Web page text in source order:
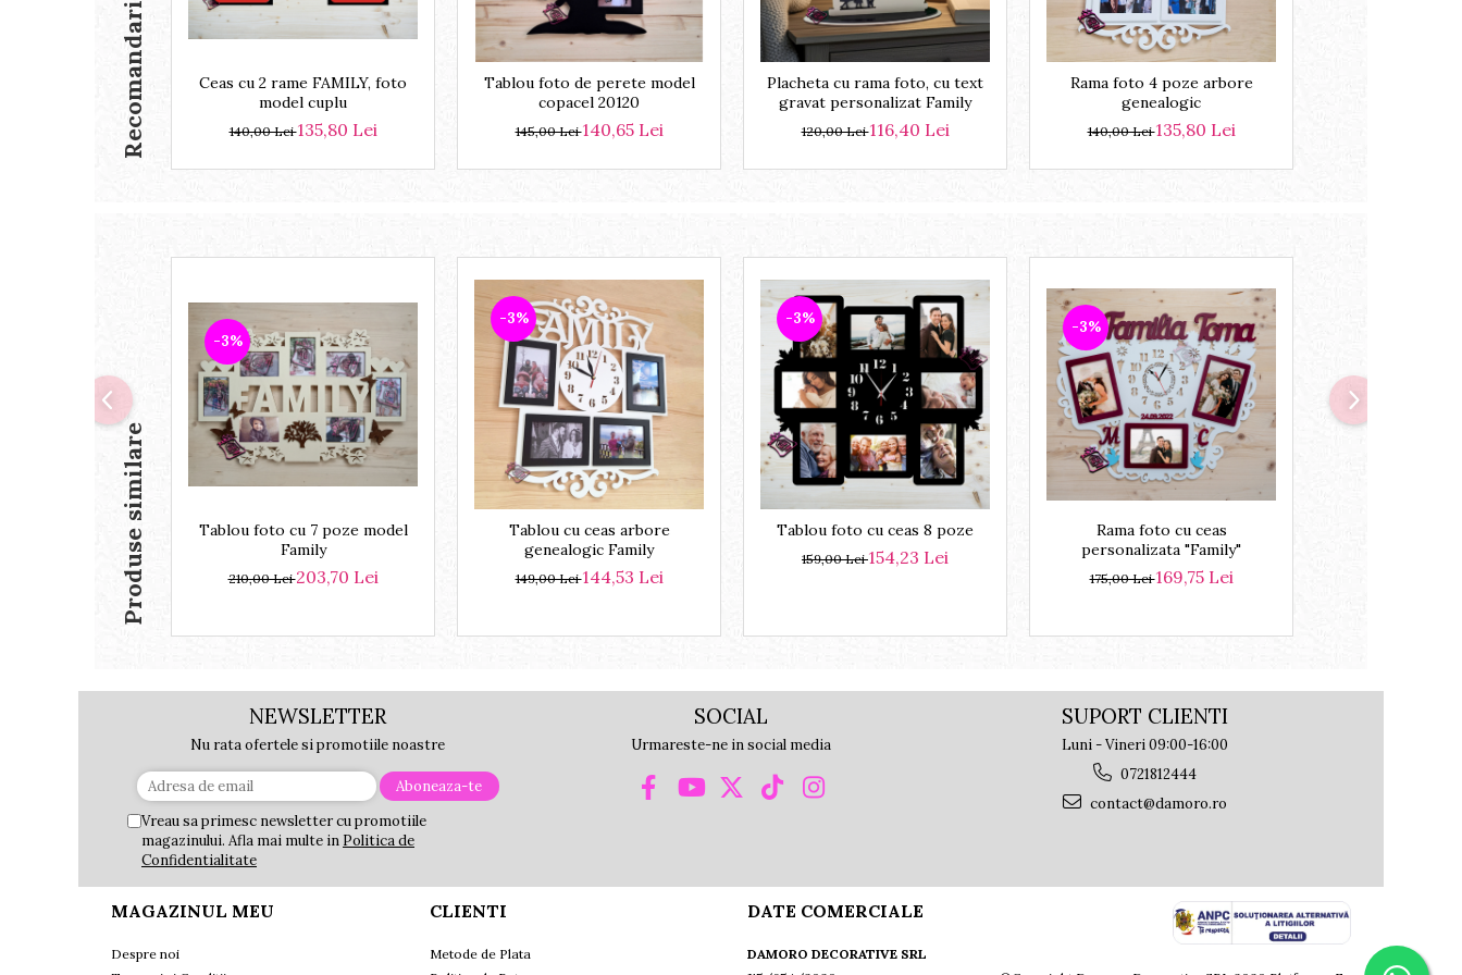
Recomandari
Ceas cu 2 rame FAMILY, foto
model cuplu
140,00 Lei135,80 Lei
Tablou foto de perete model
copacel 20120
145,00 Lei140,65 Lei
Placheta cu rama foto, cu text
gravat personalizat Family
120,00 Lei116,40 Lei
Rama foto 4 poze arbore
genealogic
140,00 Lei135,80 Lei
Produse similare
-3%
Tablou foto cu 7 poze model
Family
210,00 Lei203,70 Lei
-3%
Tablou cu ceas arbore
genealogic Family
149,00 Lei144,53 Lei
-3%
Tablou foto cu ceas 8 poze
159,00 Lei154,23 Lei
-3%
Rama foto cu ceas
personalizata "Family"
175,00 Lei169,75 Lei
NEWSLETTER
Nu rata ofertele si promotiile noastre
Vreau sa primesc newsletter cu promotiile
magazinului. Afla mai multe in Politica de
Confidentialitate
SOCIAL
Urmareste-ne in social media
SUPORT CLIENTI
Luni - Vineri 09:00-16:00
0721812444
contact@damoro.ro
MAGAZINUL MEU
Despre noi
CLIENTI
Metode de Plata
DATE COMERCIALE
DAMORO DECORATIVE SRL